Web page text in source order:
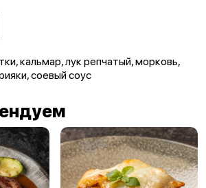
кальмар, лук репчатый, морковь,
соевый соус